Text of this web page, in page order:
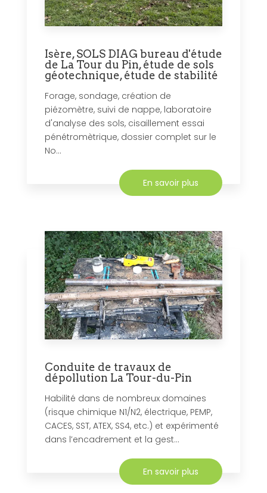
Isère, SOLS DIAG bureau d'étude
de La Tour du Pin, étude de sols
géotechnique, étude de stabilité
Forage, sondage, création de
piézomètre, suivi de nappe, laboratoire
d'analyse des sols, cisaillement essai
pénétromètrique, dossier complet sur le
No...
En savoir plus
Conduite de travaux de
dépollution La Tour-du-Pin
Habilité dans de nombreux domaines
(risque chimique N1/N2, électrique, PEMP,
CACES, SST, ATEX, SS4, etc.) et expérimenté
dans l’encadrement et la gest...
En savoir plus